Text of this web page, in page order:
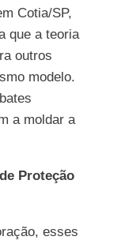
Cotia/SP,
que a teoria
outros
modelo.
a moldar a
Proteção
esses